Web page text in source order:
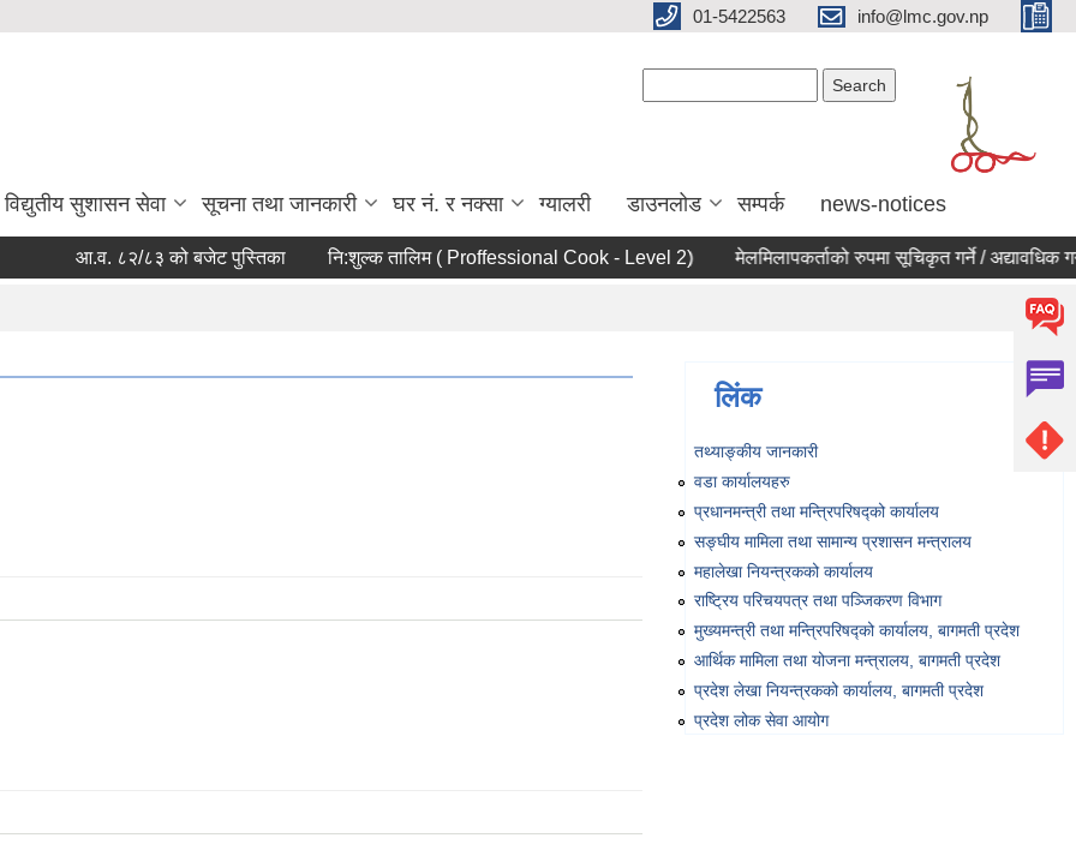
01-5422563 info@lmc.gov.np
विद्युतीय सुशासन सेवा सूचना तथा जानकारी घर नं. र नक्सा ग्यालरी डाउनलोड सम्पर्क news-notices
आ.व. ८२/८३ को बजेट पुस्तिका नि:शुल्क तालिम ( Proffessional Cook - Level 2) मेलमिलापकर्ताको रुपमा सूचिकृत गर्ने / अद्यावधिक गर्ने
लिंक
तथ्याङ्‍कीय जानकारी
वडा कार्यालयहरु
प्रधानमन्त्री तथा मन्त्रिपरिषद्को कार्यालय
सङ्‍घीय मामिला तथा सामान्य प्रशासन मन्त्रालय
महालेखा नियन्त्रकको कार्यालय
राष्ट्रिय परिचयपत्र तथा पञ्‍जिकरण विभाग
मुख्यमन्त्री तथा मन्त्रिपरिषद्को कार्यालय, बागमती प्रदेश
आर्थिक मामिला तथा योजना मन्त्रालय, बागमती प्रदेश
प्रदेश लेखा नियन्त्रकको कार्यालय, बागमती प्रदेश
प्रदेश लोक सेवा आयोग